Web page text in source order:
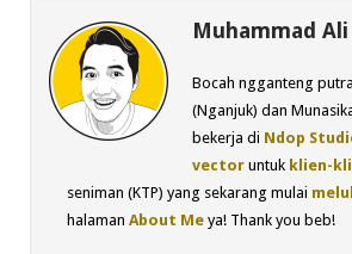
Muhammad
Bocah ngganteng
(Nganjuk) dan
bekerja di Ndop
vectoruntuk klien-
seniman (KTP) yang sekarang mulai
halaman About Meya! Thank you beb!